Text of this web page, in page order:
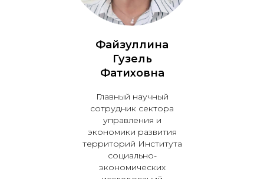
Файзуллина
Гузель
Фатиховна
Главный научный
сотрудник сектора
управления и
экономики развития
территорий Института
социально-
экономических